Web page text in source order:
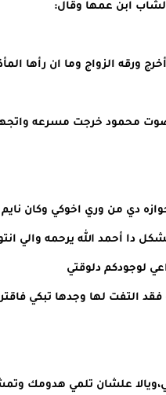
ابن عمها وقال:
ورقه الزواج وما ان رأها
محمود خرجت مسرعه واتجهت
دي من وري اخوكي وكان
دا أحمد الله يرحمه والي
لوجودكم دلوقتي
التفت لها وجدها تبكي
علشان تلمي هدومك